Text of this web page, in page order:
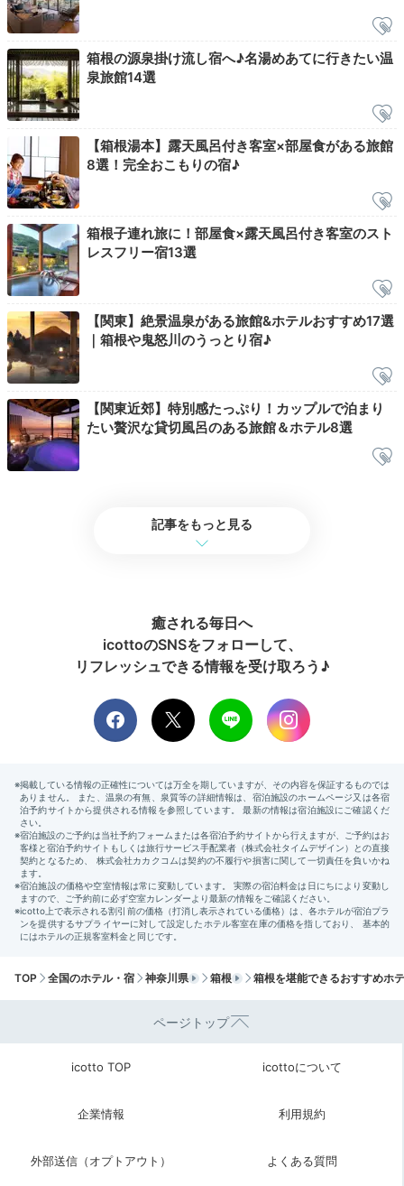
2日目
Morning
06:30
朝風呂で
爽やかにスタート
ど。起きてすぐ贅沢な朝風呂を楽しめるのが嬉しいです
ね！また、もうひとつの貸切風呂「観山の湯」は有料で
appleko.0301
とても広く雰囲気も素敵で家族3人で大はしゃぎで入りました。
Breakfast
08:00
箱根の味を
温かいお茶漬けで
箱根の源泉掛け流し宿へ♪名湯めあてに行きたい温
泉旅館14選
【箱根湯本】露天風呂付き客室×部屋食がある旅館
8選！完全おこもりの宿♪
箱根子連れ旅に！部屋食×露天風呂付き客室のスト
レスフリー宿13選
【関東】絶景温泉がある旅館&ホテルおすすめ17選
｜箱根や鬼怒川のうっとり宿♪
【関東近郊】特別感たっぷり！カップルで泊まり
たい贅沢な貸切風呂のある旅館＆ホテル8選
記事をもっと見る
癒される毎日へ
icottoのSNSをフォローして、
リフレッシュできる情報を受け取ろう♪
TOP 全国のホテル・宿 神奈川県 箱根 箱根を堪能できるおすすめホ
ページトップ
icotto TOP icottoについて
企業情報 利用規約
外部送信（オプトアウト） よくある質問